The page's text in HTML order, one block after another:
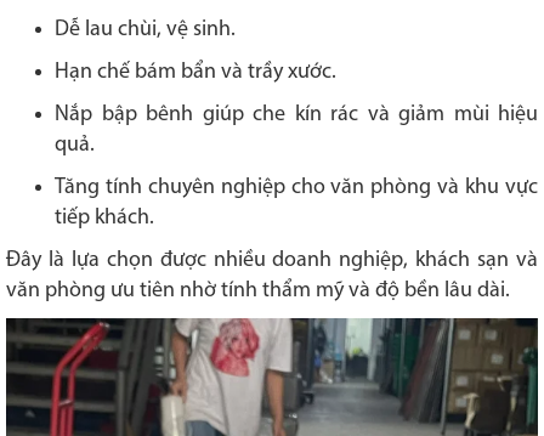
Dễ lau chùi, vệ sinh.
Hạn chế bám bẩn và trầy xước.
Nắp bập bênh giúp che kín rác và giảm mùi hiệu
quả.
Tăng tính chuyên nghiệp cho văn phòng và khu vực
tiếp khách.
Đây là lựa chọn được nhiều doanh nghiệp, khách sạn và
văn phòng ưu tiên nhờ tính thẩm mỹ và độ bền lâu dài.